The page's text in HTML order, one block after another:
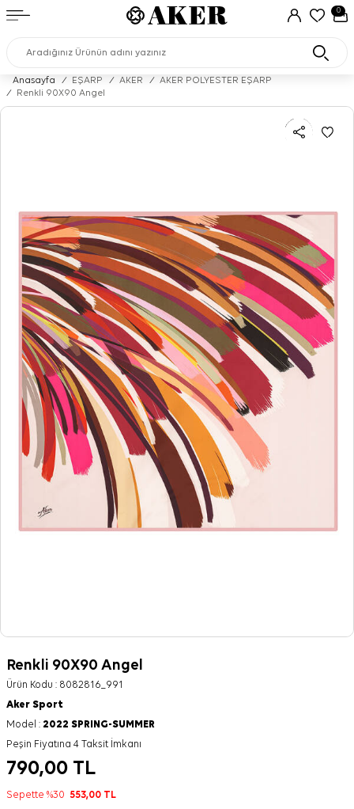
0
Anasayfa / EŞARP / AKER /
AKER POLYESTER EŞARP
/
Renkli 90X90 Angel
Renkli 90X90 Angel
Ürün Kodu : 8082816_991
Aker Sport
Model : 2022 SPRING-SUMMER
Peşin Fiyatına 4 Taksit İmkanı
790,00 TL
Sepette %30 553,00 TL